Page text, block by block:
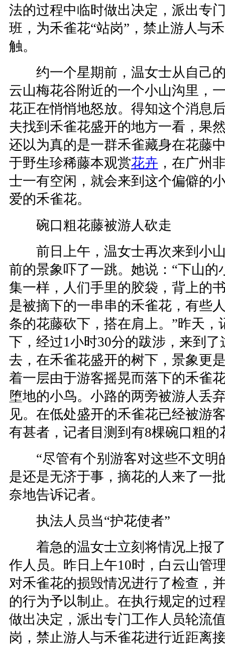
法的过程中临时做出决定，派出专
班，为禾雀花“站岗”，禁止游人与
触。
约一个星期前，温女士从自己的
云山梅花谷附近的一个小山沟里，
花正在悄悄地怒放。得知这个消息
夫找到禾雀花盛开的地方一看，果
还以为真的是一群禾雀藏身在花藤
于野生珍稀藤本观赏花卉 ，在广州
士一有空闲，就会来到这个偏僻的
爱的禾雀花。
碗口粗花藤被游人砍走
前日上午，温女士再次来到小山
前的景象吓了一跳。她说：“下山的
集一样，人们手里的胶袋，背上的
是被摘下的一串串的禾雀花，有些
条的花藤砍下，搭在肩上。”昨天，
下，经过1小时30分的跋涉，来到
去，在禾雀花盛开的树下，景象更
着一层由于游客摇晃而落下的禾雀
堕地的小鸟。小路的两旁被游人丢
见。在低处盛开的禾雀花已经被游
有甚者，记者目测到有8棵碗口粗的
“尽管有个别游客对这些不文明
是还是无济于事，摘花的人来了一
奈地告诉记者。
执法人员当“护花使者”
着急的温女士立刻将情况上报了
作人员。昨日上午10时，白云山管
对禾雀花的损毁情况进行了检查，
的行为予以制止。在执行规定的过
做出决定，派出专门工作人员轮流
岗，禁止游人与禾雀花进行近距离